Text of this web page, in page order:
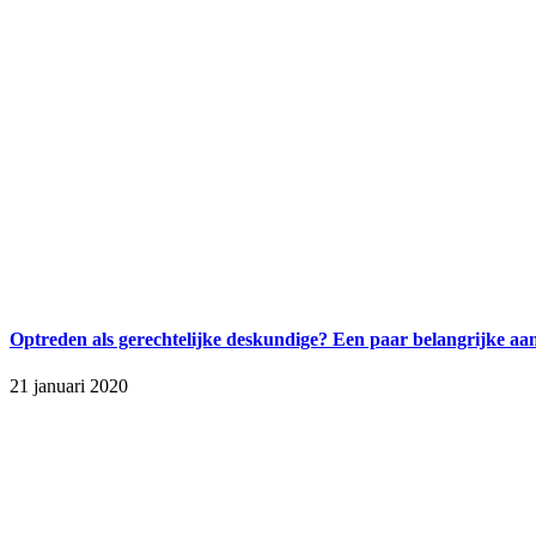
Optreden als gerechtelijke deskundige? Een paar belangrijke
21 januari 2020